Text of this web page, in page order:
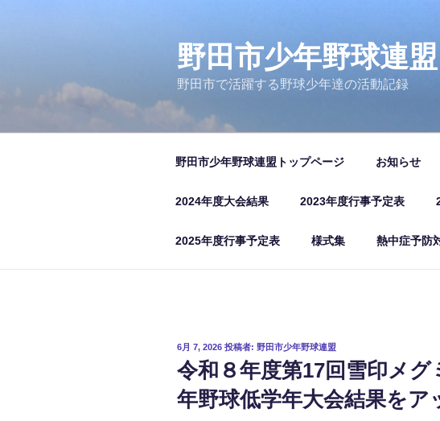
野田市少年野球連盟
野田市で活躍する野球少年達の活動記録
野田市少年野球連盟トップページ お知らせ
2024年度大会結果 2023年度行事予定表
2025年度行事予定表 様式集 熱中症予防
投
日:
6月 7, 2026 投稿者: 野田市少年野球連盟
令和８年度第17回雪印メ
年野球低学年大会結果をア